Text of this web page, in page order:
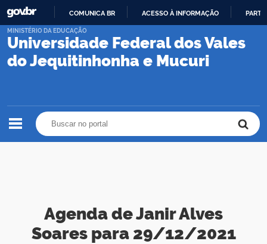
PARA
CONTEÚDO
COMUNICA BR ACESSO À INFORMAÇÃO
Universidade Federal dos Vales
do Jequitinhonha e Mucuri
MINISTÉRIO DA EDUCAÇÃO
Agenda de Janir Alves
Soares para 29/12/2021